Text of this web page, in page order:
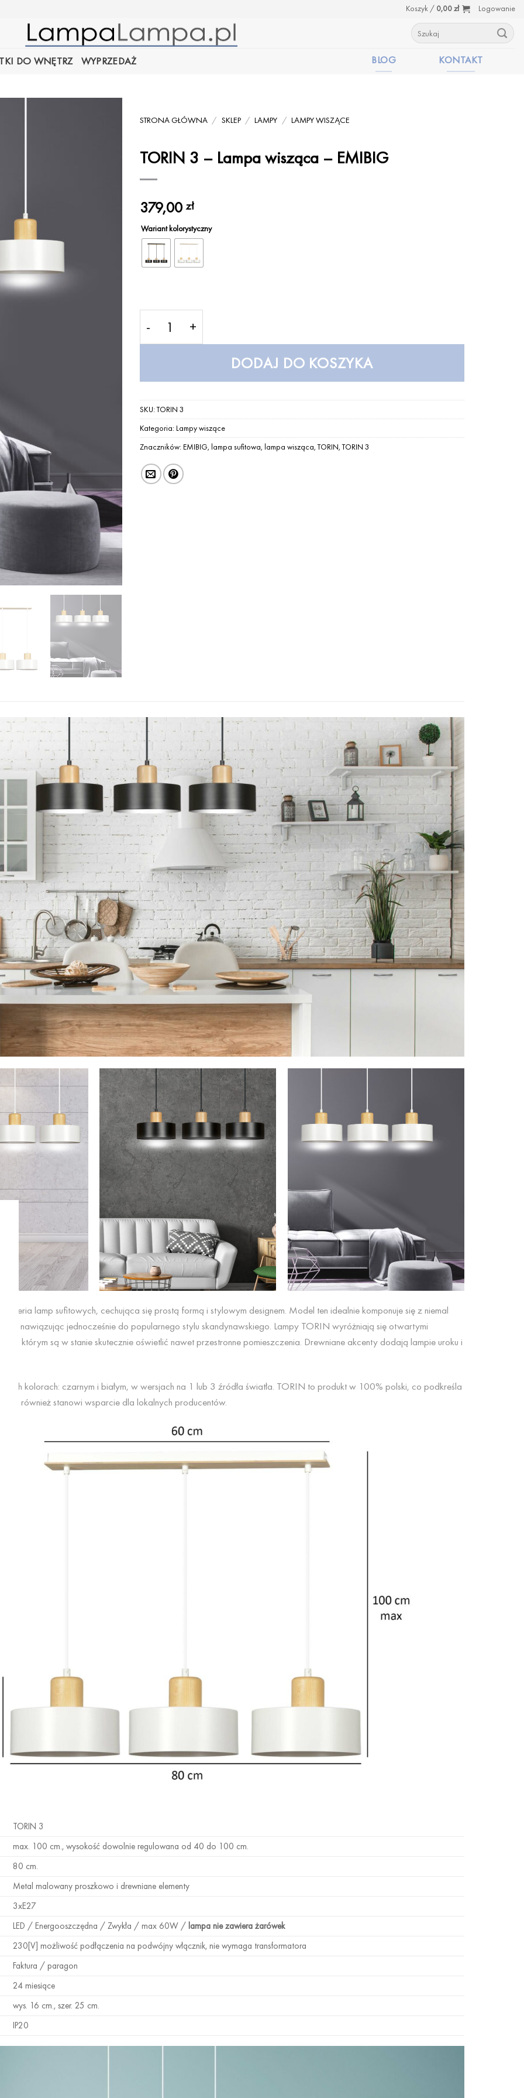
Koszyk / 0,00zł
Logowanie
Szukaj:
DO WNĘTRZ WYPRZEDAŻ BLOG KONTAKT
STRONA GŁÓWNA / SKLEP / LAMPY / LAMPY WISZĄCE
TORIN 3 – Lampa wisząca – EMIBIG
379,00zł
Wariant kolorystyczny
ilość TORIN 3 – Lampa wisząca – EMIBIG
DODAJ DO KOSZYKA
SKU:TORIN 3
Kategoria: Lampy wiszące
Znaczników: EMIBIG, lampa sufitowa, lampa wisząca,TORIN,TORIN 3
seria lamp sufitowych, cechująca się prostą formą i stylowym designem. Model ten idealnie komponuje się z niemal
nawiązując jednocześnie do popularnego stylu skandynawskiego. Lampy TORIN wyróżniają się otwartymi
którym są w stanie skutecznie oświetlić nawet przestronne pomieszczenia. Drewniane akcenty dodają lampie uroku i
kolorach: czarnym i białym, w wersjach na 1 lub 3 źródła światła. TORIN to produkt w 100% polski, co podkreśla
ale również stanowi wsparcie dla lokalnych producentów.
TORIN 3
max. 100 cm., wysokość dowolnie regulowana od 40 do 100 cm.
80 cm.
Metal malowany proszkowo i drewniane elementy
3xE27
LED / Energooszczędna / Zwykła / max 60W / lampa nie zawiera żarówek
230[V] możliwość podłączenia na podwójny włącznik, nie wymaga transformatora
Faktura / paragon
24 miesiące
wys. 16 cm., szer. 25 cm.
IP20